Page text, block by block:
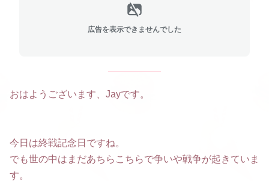
広告を表示できませんでした
おはようございます、Jayです。
今日は終戦記念日ですね。
でも世の中はまだあちらこちらで争いや戦争が起きていま
す。